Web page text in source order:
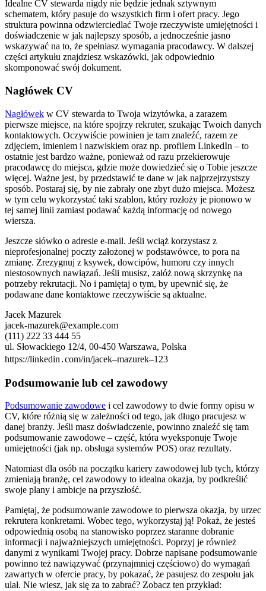
Idealne CV stewarda nigdy nie będzie jednak sztywnym
schematem, który pasuje do wszystkich firm i ofert pracy. Jego
struktura powinna odzwierciedlać Twoje rzeczywiste umiejętności i
doświadczenie w jak najlepszy sposób, a jednocześnie jasno
wskazywać na to, że spełniasz wymagania pracodawcy. W dalszej
części artykułu znajdziesz wskazówki, jak odpowiednio
skomponować swój dokument.
Nagłówek CV
Nagłówek w CV stewarda to Twoja wizytówka, a zarazem
pierwsze miejsce, na które spojrzy rekruter, szukając Twoich danych
kontaktowych. Oczywiście powinien je tam znaleźć, razem ze
zdjęciem, imieniem i nazwiskiem oraz np. profilem LinkedIn – to
ostatnie jest bardzo ważne, ponieważ od razu przekierowuje
pracodawcę do miejsca, gdzie może dowiedzieć się o Tobie jeszcze
więcej. Ważne jest, by przedstawić te dane w jak najprzejrzystszy
sposób. Postaraj się, by nie zabrały one zbyt dużo miejsca. Możesz
w tym celu wykorzystać taki szablon, który rozłoży je pionowo w
tej samej linii zamiast podawać każdą informację od nowego
wiersza.
Jeszcze słówko o adresie e-mail. Jeśli wciąż korzystasz z
nieprofesjonalnej poczty założonej w podstawówce, to pora na
zmianę. Zrezygnuj z ksywek, dowcipów, humoru czy innych
niestosownych nawiązań. Jeśli musisz, załóż nową skrzynkę na
potrzeby rekrutacji. No i pamiętaj o tym, by upewnić się, że
podawane dane kontaktowe rzeczywiście są aktualne.
Jacek Mazurek
jacek-mazurek@example.com
(111) 222 33 444 55
ul. Słowackiego 12/4, 00-450 Warszawa, Polska
https://linkedin․com/in/jacek–mazurek–123
Podsumowanie lub cel zawodowy
Podsumowanie zawodowe i cel zawodowy to dwie formy opisu w
CV, które różnią się w zależności od tego, jak długo pracujesz w
danej branży. Jeśli masz doświadczenie, powinno znaleźć się tam
podsumowanie zawodowe – część, która wyeksponuje Twoje
umiejętności (jak np. obsługa systemów POS) oraz rezultaty.
Natomiast dla osób na początku kariery zawodowej lub tych, którzy
zmieniają branżę, cel zawodowy to idealna okazja, by podkreślić
swoje plany i ambicje na przyszłość.
Pamiętaj, że podsumowanie zawodowe to pierwsza okazja, by urzec
rekrutera konkretami. Wobec tego, wykorzystaj ją! Pokaż, że jesteś
odpowiednią osobą na stanowisko poprzez staranne dobranie
informacji i najważniejszych umiejętności. Poprzyj je również
danymi z wynikami Twojej pracy. Dobrze napisane podsumowanie
powinno też nawiązywać (przynajmniej częściowo) do wymagań
zawartych w ofercie pracy, by pokazać, że pasujesz do zespołu jak
ulał. Nie wiesz, jak się za to zabrać? Zobacz ten przykład: